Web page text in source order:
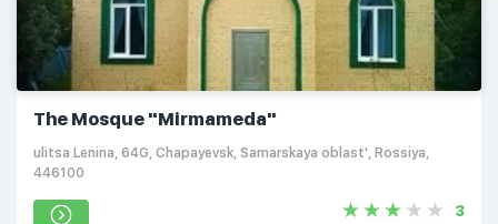
The Mosque "Mirmameda"
ulitsa Lenina, 64G, Chapayevsk, Samarskaya oblast', Rossiya,
446100
3